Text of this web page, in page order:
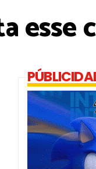
esse